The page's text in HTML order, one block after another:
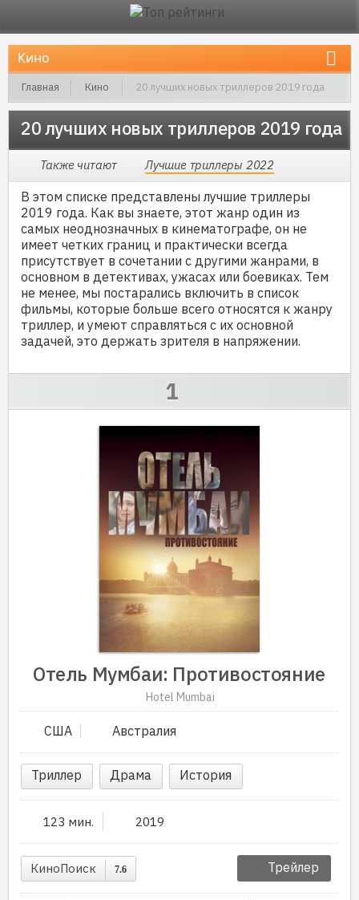
Главная Кино 20 лучших новых триллеров 2019 года
20 лучших новых триллеров 2019 года
Также читают Лучшие триллеры 2022
В этом списке представлены лучшие триллеры
2019 года. Как вы знаете, этот жанр один из
самых неоднозначных в кинематографе, он не
имеет четких границ и практически всегда
присутствует в сочетании с другими жанрами, в
основном в детективах, ужасах или боевиках. Тем
не менее, мы постарались включить в список
фильмы, которые больше всего относятся к жанру
триллер, и умеют справляться с их основной
задачей, это держать зрителя в напряжении.
Отель Мумбаи: Противостояние
Hotel Mumbai
США Австралия
Триллер Драма История
123 мин. 2019
КиноПоиск 7.6 Трейлер